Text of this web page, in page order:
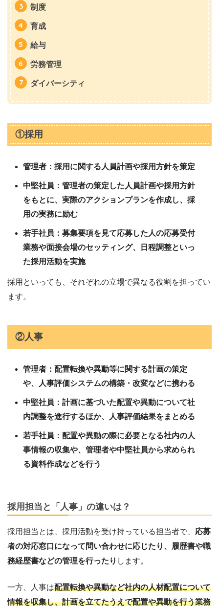
制度
育成
給与
労務管理
ダイバーシティ
①採用
管理者：採用に関する人員計画や採用方針を策定
中堅社員：管理者の策定した人員計画や採用方針
をもとに、実際のアクションプランを作成し、採
用の実務に励む
若手社員：募集要項を見て応募した人の応募受付
業務や面接会場のセッティング、日程調整といっ
た採用活動を実施
採用といっても、それぞれの立場で異なる役割を担ってい
ます。
②人事
管理者：配置転換や異動等に関する計画の策定
や、人事評価システムの構築・改変などに携わる
中堅社員：計画に基づいた配置や異動について社
内調整を進行するほか、人事評価結果をまとめる
若手社員：配置や異動の際に必要となる社内の人
事情報の収集や、管理者や中堅社員から求められ
る資料作成などを行う
採用担当と「人事」の違いは？
採用担当とは、採用活動を受け持っている担当者で、 応募
者の対応窓口になって問い合わせに応じたり、履歴書や職
務経歴書などの管理を行ったり します。
一方、人事は配置転換や異動など社内の人材配置について
情報を収集し、計画を立てたうえで配置や異動を行う業務